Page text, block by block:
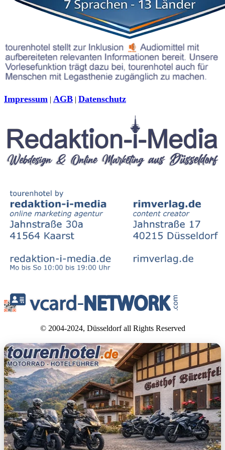
Impressum | AGB | Datenschutz
© 2004-2024, Düsseldorf all Rights Reserved